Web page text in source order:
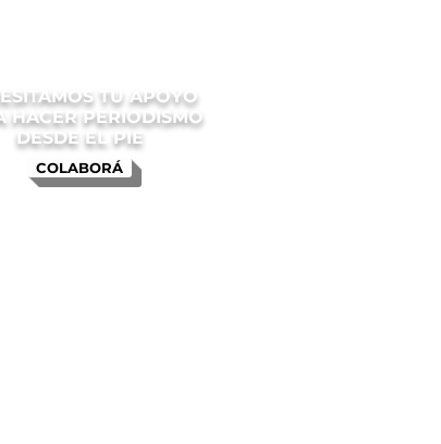
COLABORÁ
TU APOYO
HACER PERIODISMO
DESDE EL PIE